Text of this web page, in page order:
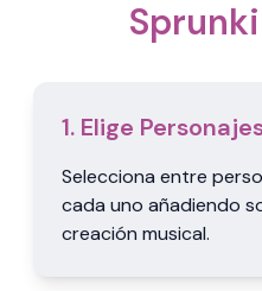
1. Elige
Selecciona entre
cada uno añadiendo
creación musical.